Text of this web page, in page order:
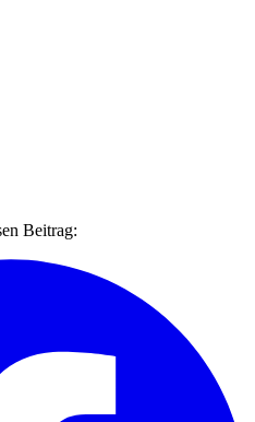
Beitrag: